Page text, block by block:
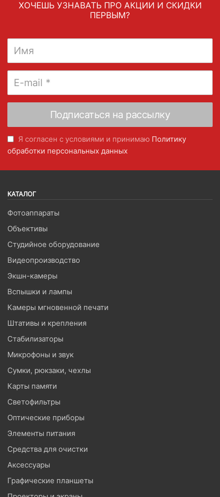
ХОЧЕШЬ УЗНАВАТЬ ПРО АКЦИИ И СКИДКИ
ПЕРВЫМ?
Я согласен с условиями и принимаю Политику
обработки персональных данных
КАТАЛОГ
Фотоаппараты
Объективы
Студийное оборудование
Видеопроизводство
Экшн-камеры
Вспышки и лампы
Камеры мгновенной печати
Штативы и крепления
Стабилизаторы
Микрофоны и звук
Сумки, рюкзаки, чехлы
Карты памяти
Светофильтры
Оптические приборы
Элементы питания
Средства для очистки
Аксессуары
Графические планшеты